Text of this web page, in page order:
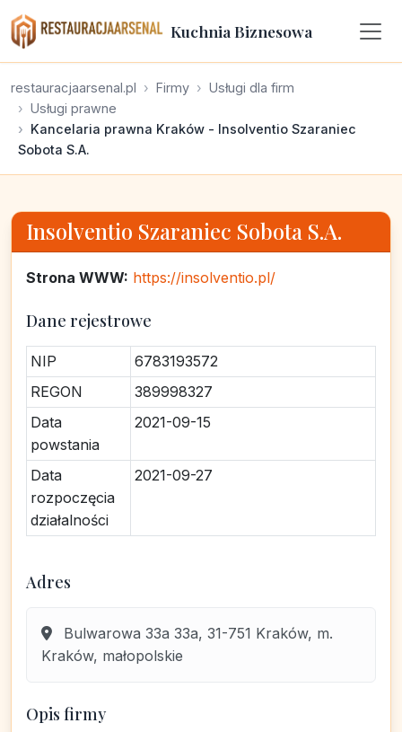
Kuchnia Biznesowa
restauracjaarsenal.pl Firmy
Usługi dla firm
Usługi prawne
Kancelaria prawna Kraków - Insolventio Szaraniec
Sobota S.A.
Insolventio Szaraniec Sobota S.A.
Strona WWW: https://insolventio.pl/
Dane rejestrowe
NIP
6783193572
REGON
389998327
Data
powstania
2021-09-15
Data
rozpoczęcia
działalności
2021-09-27
Adres
Bulwarowa 33a 33a, 31-751 Kraków, m.
Kraków, małopolskie
Opis firmy